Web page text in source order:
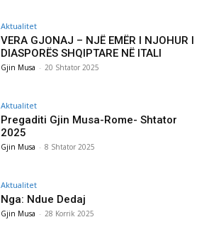
Aktualitet
VERA GJONAJ – NJË EMËR I NJOHUR I
DIASPORËS SHQIPTARE NË ITALI
Gjin Musa - 20 Shtator 2025
Aktualitet
Pregaditi Gjin Musa-Rome- Shtator
2025
Gjin Musa - 8 Shtator 2025
Aktualitet
Nga: Ndue Dedaj
Gjin Musa - 28 Korrik 2025